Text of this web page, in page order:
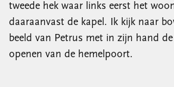
tweede hek waar links eerst het
daaraanvast de kapel. Ik kijk naar
beeld van Petrus met in zijn hand
openen van de hemelpoort.